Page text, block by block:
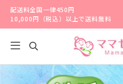
配送料全国一律450円
10,000円（税込）以上で送料無料